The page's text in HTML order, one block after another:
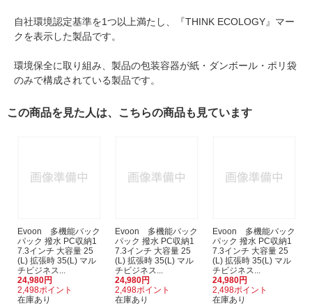
自社環境認定基準を1つ以上満たし、『THINK ECOLOGY』マー
クを表示した製品です。
環境保全に取り組み、製品の包装容器が紙・ダンボール・ポリ袋
のみで構成されている製品です。
この商品を見た人は、こちらの商品も見ています
Evoon 多機能バック
パック 撥水 PC収納1
7.3インチ 大容量 25
(L) 拡張時 35(L) マル
チビジネス...
24,980円
2,498ポイント
在庫あり
Evoon 多機能バック
パック 撥水 PC収納1
7.3インチ 大容量 25
(L) 拡張時 35(L) マル
チビジネス...
24,980円
2,498ポイント
在庫あり
Evoon 多機能バック
パック 撥水 PC収納1
7.3インチ 大容量 25
(L) 拡張時 35(L) マル
チビジネス...
24,980円
2,498ポイント
在庫あり